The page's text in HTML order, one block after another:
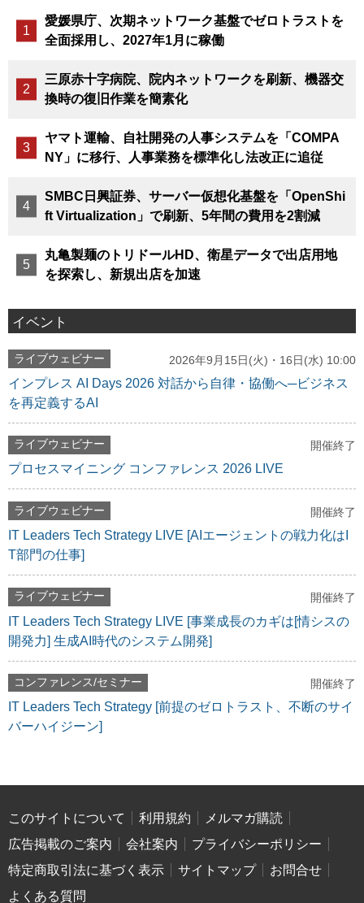
愛媛県庁、次期ネットワーク基盤でゼロトラストを
全面採用し、2027年1月に稼働
三原赤十字病院、院内ネットワークを刷新、機器交
換時の復旧作業を簡素化
ヤマト運輸、自社開発の人事システムを「COMPA
NY」に移行、人事業務を標準化し法改正に追従
SMBC日興証券、サーバー仮想化基盤を「OpenShi
ft Virtualization」で刷新、5年間の費用を2割減
丸亀製麺のトリドールHD、衛星データで出店用地
を探索し、新規出店を加速
イベント
ライブウェビナー 2026年9月15日(火)・16日(水) 10:00
インプレス AI Days 2026 対話から自律・協働へ─ビジネス
を再定義するAI
ライブウェビナー 開催終了
プロセスマイニング コンファレンス 2026 LIVE
ライブウェビナー 開催終了
IT Leaders Tech Strategy LIVE [AIエージェントの戦力化はI
T部門の仕事]
ライブウェビナー 開催終了
IT Leaders Tech Strategy LIVE [事業成長のカギは[情シスの
開発力] 生成AI時代のシステム開発]
コンファレンス/セミナー 開催終了
IT Leaders Tech Strategy [前提のゼロトラスト、不断のサイ
バーハイジーン]
このサイトについて 利用規約
メルマガ購読
広告掲載のご案内
会社案内
プライバシーポリシー
特定商取引法に基づく表示
サイトマップ
お問合せ
よくある質問